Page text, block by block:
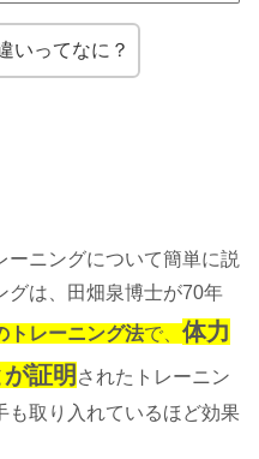
いってなに？
ーニングについて簡単に説
グは、田畑泉博士が70年
トレーニング法で、 体力
証明 されたトレーニン
も取り入れているほど効果